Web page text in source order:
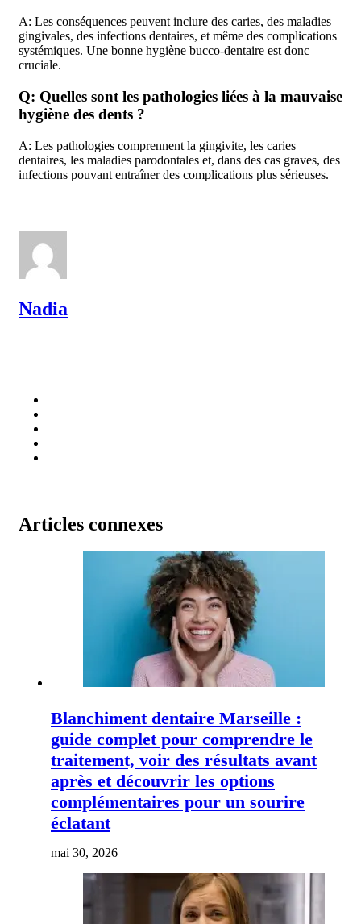
A: Les conséquences peuvent inclure des caries, des maladies
gingivales, des infections dentaires, et même des complications
systémiques. Une bonne hygiène bucco-dentaire est donc
cruciale.
Q: Quelles sont les pathologies liées à la mauvaise
hygiène des dents ?
A: Les pathologies comprennent la gingivite, les caries
dentaires, les maladies parodontales et, dans des cas graves, des
infections pouvant entraîner des complications plus sérieuses.
Nadia
Articles connexes
Blanchiment dentaire Marseille :
guide complet pour comprendre le
traitement, voir des résultats avant
après et découvrir les options
complémentaires pour un sourire
éclatant
mai 30, 2026